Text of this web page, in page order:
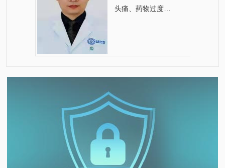
头痛、药物过度…